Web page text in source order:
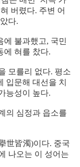
버렸다. 주변 어
다.
에 불과했고, 국민
에 혀를 찼다.
모를리 없다. 평소
입문해 대선을 치
능성이 높다.
의 심정과 읍소를
世皆濁)이다. 중국
나오는 이 성어는